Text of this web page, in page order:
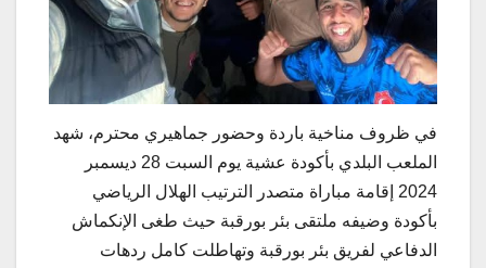
في ظروف مناخية باردة وحضور جماهيري محترم، شهد
الملعب البلدي بأكودة عشية يوم السبت 28 ديسمبر
2024 إقامة مباراة متصدر الترتيب الهلال الرياضي
بأكودة وضيفه ملتقى بئر بورقبة حيث طغى الإنكماش
الدفاعي لفريق بئر بورقبة وتهاطلت كامل ردهات